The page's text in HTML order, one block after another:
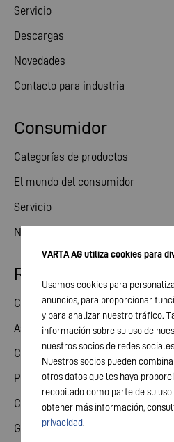
Consumidor
Categorías de productos
El mundo del consumidor
Servicio
Novedades
Servicio
Descargas
Novedades
Contacto para industria
Relaciones con los
Compartir
Asamblea General
Calendario financiero
Publicaciones
Contacto para inversores
Gobierno corporativo
VARTA AG utiliza cookies para
Usamos cookies para
anuncios, para proporcionar
y para analizar nuestro tráfico.
información sobre su uso de
nuestros socios de redes
Nuestros socios pueden
otros datos que les haya
recopilado como parte de su
obtener más información,
privacidad.